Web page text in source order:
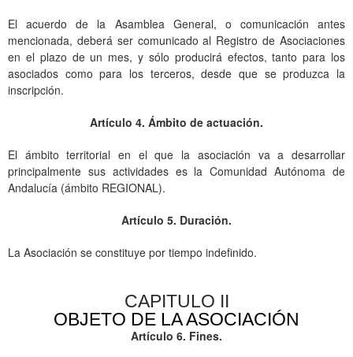
El acuerdo de la Asamblea General, o comunicación antes
mencionada, deberá ser comunicado al Registro de Asociaciones
en el plazo de un mes, y sólo producirá efectos, tanto para los
asociados como para los terceros, desde que se produzca la
inscripción.
Artículo 4. Ámbito de actuación.
El ámbito territorial en el que la asociación va a desarrollar
principalmente sus actividades es la Comunidad Autónoma de
Andalucía (ámbito REGIONAL).
Artículo 5. Duración.
La Asociación se constituye por tiempo indefinido.
CAPITULO II
OBJETO DE LA ASOCIACIÓN
Artículo 6. Fines.